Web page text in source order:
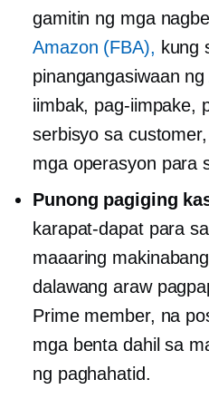
gamitin ng mga
Amazon (FBA), kung
pinangangasiwaan
iimbak, pag-iimpake,
serbisyo sa
mga operasyon para
Punong pagiging
karapat-dapat para sa
maaaring
dalawang araw
Prime member, na
mga benta dahil sa
ng paghahatid.